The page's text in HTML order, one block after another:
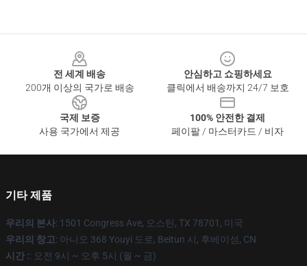
전 세계 배송
200개 이상의 국가로 배송
안심하고 쇼핑하세요
클릭에서 배송까지 24/7 보호
국제 보증
사용 국가에서 제공
100% 안전한 결제
페이팔 / 마스터카드 / 비자
기타 제품
우리의 본사: 1501 Congress Ave, 오스틴, TX 78701, 미국
우리의 창고: 아니오 368 Youyi 도로, Beitun 시, 후베이성, CN
시간 :: 오전 9시 ~ 오후 5시 (월 ~ 금)